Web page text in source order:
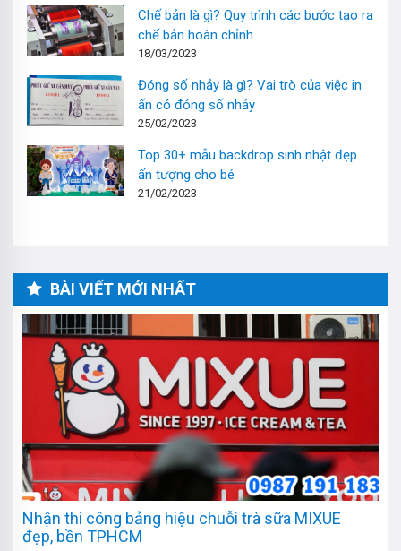
Chế bản là gì? Quy trình các bước tạo ra
chế bản hoàn chỉnh
18/03/2023
Đóng số nhảy là gì? Vai trò của việc in
ấn có đóng số nhảy
25/02/2023
Top 30+ mẫu backdrop sinh nhật đẹp
ấn tượng cho bé
21/02/2023
BÀI VIẾT MỚI NHẤT
Nhận thi công bảng hiệu chuỗi trà sữa MIXUE
đẹp, bền TPHCM